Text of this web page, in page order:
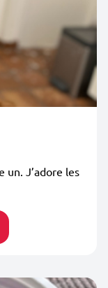
un. J’adore les